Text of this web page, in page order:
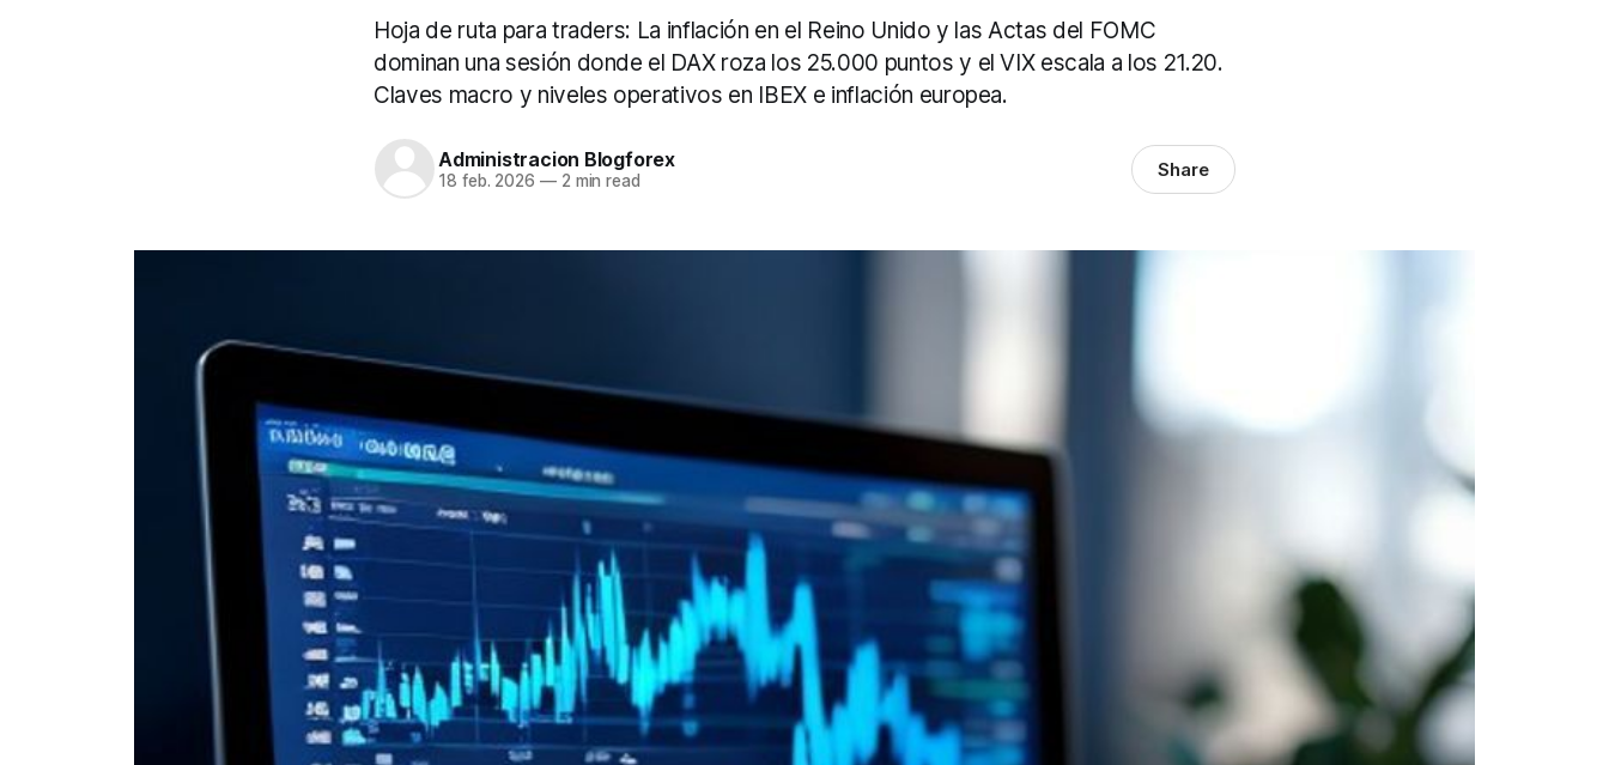
Hoja de ruta para traders: La inflación en el Reino Unido y las Actas del FOMC
dominan una sesión donde el DAX roza los 25.000 puntos y el VIX escala a los 21.20.
Claves macro y niveles operativos en IBEX e inflación europea.
Administracion Blogforex
18 feb. 2026 —2 min read Share